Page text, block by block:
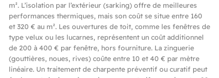
m². L’isolation par l’extérieur (sarking) offre de meilleures
performances thermiques, mais son coût se situe entre 160
et 320 € au m². Les ouvertures de toit, comme les fenêtres de
type velux ou les lucarnes, représentent un coût additionnel
de 200 à 400 € par fenêtre, hors fourniture. La zinguerie
(gouttières, noues, rives) coûte entre 10 et 40 € par mètre
linéaire. Un traitement de charpente préventif ou curatif peut